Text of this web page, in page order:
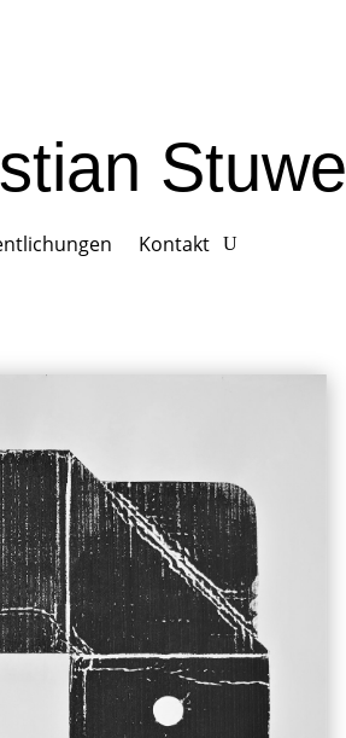
Stuwe
Kontakt